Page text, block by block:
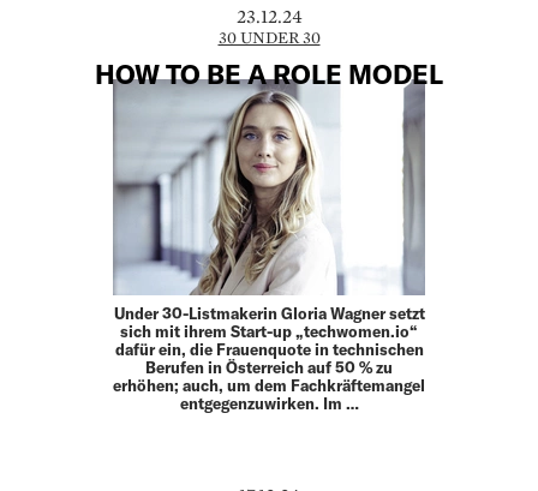
23.12.24
30 UNDER 30
HOW TO BE A ROLE MODEL
Under 30-Listmakerin Gloria Wagner setzt
sich mit ihrem Start-up „techwomen.io“
dafür ein, die Frauenquote in technischen
Berufen in Österreich auf 50 % zu
erhöhen; auch, um dem Fachkräftemangel
entgegenzuwirken. Im …